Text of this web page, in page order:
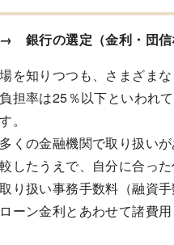
→ 銀行の選定（金利・
を知りつつも、さまざま
担率は25％以下といわれ
。
くの金融機関で取り扱い
したうえで、自分に合っ
り扱い事務手数料（融資
ーン金利とあわせて諸費